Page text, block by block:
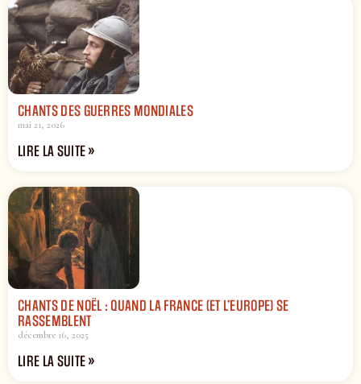
CHANTS DES GUERRES MONDIALES
mai 21, 2026
LIRE LA SUITE »
CHANTS DE NOËL : QUAND LA FRANCE (ET L’EUROPE) SE
RASSEMBLENT
décembre 16, 2025
LIRE LA SUITE »